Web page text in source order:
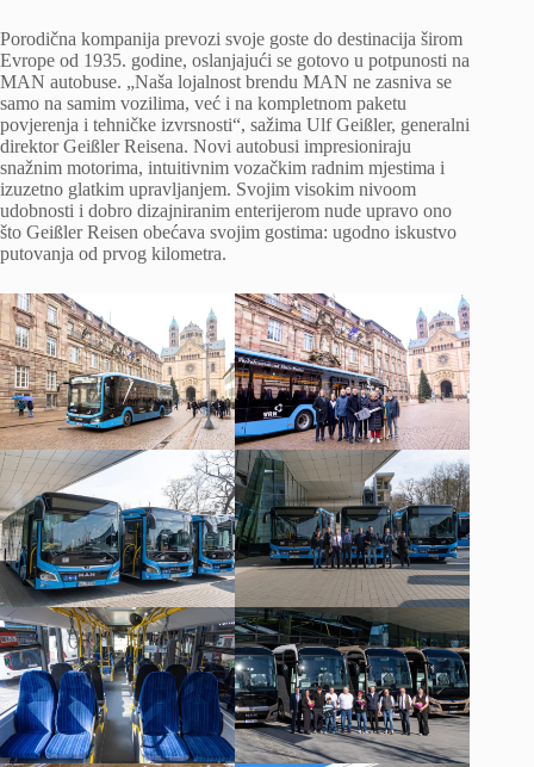
Porodična kompanija prevozi svoje goste do destinacija širom
Evrope od 1935. godine, oslanjajući se gotovo u potpunosti na
MAN autobuse. „Naša lojalnost brendu MAN ne zasniva se
samo na samim vozilima, već i na kompletnom paketu
povjerenja i tehničke izvrsnosti“, sažima Ulf Geißler, generalni
direktor Geißler Reisena. Novi autobusi impresioniraju
snažnim motorima, intuitivnim vozačkim radnim mjestima i
izuzetno glatkim upravljanjem. Svojim visokim nivoom
udobnosti i dobro dizajniranim enterijerom nude upravo ono
što Geißler Reisen obećava svojim gostima: ugodno iskustvo
putovanja od prvog kilometra.